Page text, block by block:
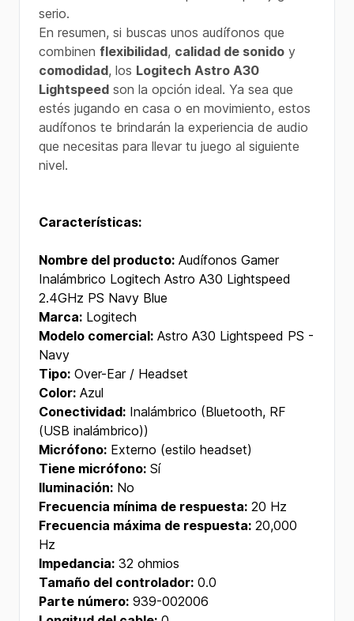
serio.
En resumen, si buscas unos audífonos que
combinen flexibilidad, calidad de sonido y
comodidad, los Logitech Astro A30
Lightspeed son la opción ideal. Ya sea que
estés jugando en casa o en movimiento, estos
audífonos te brindarán la experiencia de audio
que necesitas para llevar tu juego al siguiente
nivel.
Características:
Nombre del producto: Audífonos Gamer
Inalámbrico Logitech Astro A30 Lightspeed
2.4GHz PS Navy Blue
Marca: Logitech
Modelo comercial: Astro A30 Lightspeed PS -
Navy
Tipo: Over-Ear / Headset
Color: Azul
Conectividad: Inalámbrico (Bluetooth, RF
(USB inalámbrico))
Micrófono: Externo (estilo headset)
Tiene micrófono: Sí
Iluminación: No
Frecuencia mínima de respuesta: 20 Hz
Frecuencia máxima de respuesta: 20,000
Hz
Impedancia: 32 ohmios
Tamaño del controlador: 0.0
Parte número: 939-002006